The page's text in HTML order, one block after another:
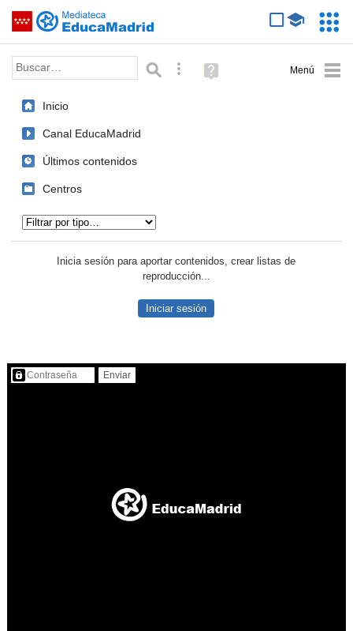
Saltar navegación
Palabra o frase: Búsqueda avanzada
Ayuda
(en
Inicio
Canal EducaMadrid
Últimos contenidos
Centros
Inicia sesión para aportar contenidos, crear listas de
reproducción...
Iniciar sesión
Contenido protegido…